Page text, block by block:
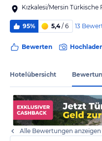
Kızkalesi/Mersin Türkische
95% 5,4/ 6 13
Bewerten
Hotelübersicht
Alle Bewertungen anzeigen